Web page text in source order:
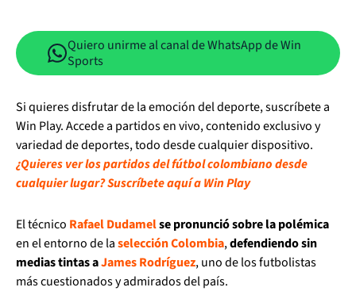
Quiero unirme al canal de WhatsApp de Win
Sports
Si quieres disfrutar de la emoción del deporte, suscríbete a
Win Play. Accede a partidos en vivo, contenido exclusivo y
variedad de deportes, todo desde cualquier dispositivo.
¿Quieres ver los partidos del fútbol colombiano desde
cualquier lugar? Suscríbete aquí a Win Play
El técnico Rafael Dudamelse pronunció sobre la polémica
en el entorno de laselección Colombia,defendiendo sin
medias tintas aJames Rodríguez, uno de los futbolistas
más cuestionados y admirados del país.